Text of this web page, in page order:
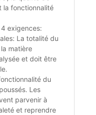
la fonctionnalité
exigences:
La totalité du
matière
et doit être
du
Les
parvenir à
et reprendre